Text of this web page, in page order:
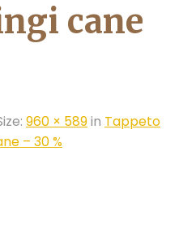
cane
960 × 589in Tappeto
– 30 %